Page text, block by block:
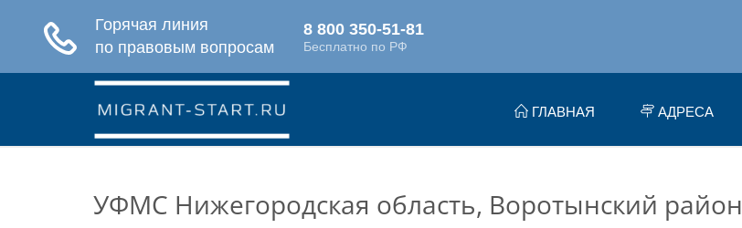
ГЛАВНАЯ АДРЕСА
УФМС Нижегородская область, Воротынский район